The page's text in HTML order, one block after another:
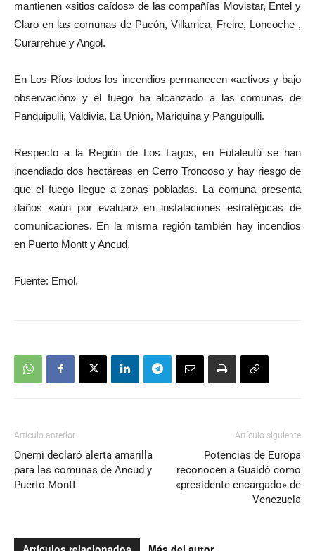
mantienen «sitios caídos» de las compañías Movistar, Entel y
Claro en las comunas de Pucón, Villarrica, Freire, Loncoche ,
Curarrehue y Angol.
En Los Ríos todos los incendios permanecen «activos y bajo
observación» y el fuego ha alcanzado a las comunas de
Panquipulli, Valdivia, La Unión, Mariquina y Panguipulli.
Respecto a la Región de Los Lagos, en Futaleufú se han
incendiado dos hectáreas en Cerro Troncoso y hay riesgo de
que el fuego llegue a zonas pobladas. La comuna presenta
daños «aún por evaluar» en instalaciones estratégicas de
comunicaciones. En la misma región también hay incendios
en Puerto Montt y Ancud.
Fuente: Emol.
Artículo anterior
Onemi declaró alerta amarilla
para las comunas de Ancud y
Puerto Montt
Artículo siguiente
Potencias de Europa
reconocen a Guaidó como
«presidente encargado» de
Venezuela